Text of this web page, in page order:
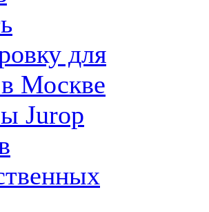
для
Москве
Jurop